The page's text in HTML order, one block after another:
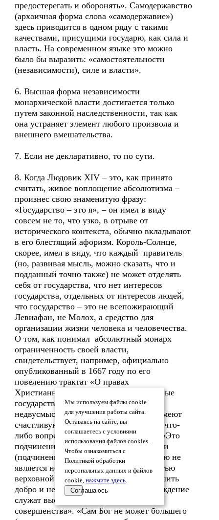
предостерегать и оборонять». Самодержавство
(архаичная форма слова «самодержавие»)
здесь приводится в одном ряду с такими
качествами, присущими государю, как сила и
власть. На современном языке это можно
было бы выразить: «самостоятельности
(независимости), силе и власти».
6. Высшая форма независимости
монархической власти достигается только
путем законной наследственности, так как
она устраняет элемент любого произвола и
внешнего вмешательства.
7. Если не декларативно, то по сути.
8. Когда Людовик XIV – это, как принято
считать, живое воплощение абсолютизма –
произнес свою знаменитую фразу:
«Государство – это я», – он имел в виду
совсем не то, что узко, в отрыве от
исторического контекста, обычно вкладывают
в его блестящий афоризм. Король-Солнце,
скорее, имел в виду, что каждый правитель
(но, развивая мысль, можно сказать, что и
подданный точно также) не может отделять
себя от государства, что нет интересов
государства, отдельных от интересов людей,
что государство – это не всепожирающий
Левиафан, не Молох, а средство для
организации жизни человека и человечества.
О том, как понимал абсолютный монарх
ограниченность своей власти,
свидетельствует, например, официально
опубликованный в 1667 году по его
повелению трактат «О правах
Христианнейшей Королевы на различные
государства испанской монархии», где
недвусмысленно говорится: «Короли имеют
счастливую невозможность совершить что-
либо вопреки законам своей страны». «Это
подчинение своих обещаний закону или
(подчинение) своих законов правосудию не
является несовершенством или слабостью
верховной власти. Необходимость вершить
добро и невозможность впасть в заблуждение
служат высшим степеням всякого
совершенства». «Сам Бог не может большего
Мы используем файлы cookie
для улучшения работы сайта.
Оставаясь на сайте, вы
соглашаетесь с условиями
использования файлов cookies.
Чтобы ознакомиться с
Политикой обработки
персональных данных и файлов
cookie, нажмите здесь.
Соглашаюсь